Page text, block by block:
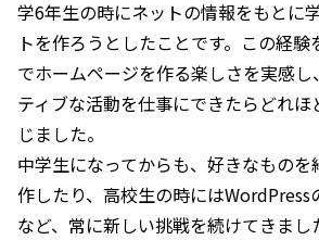
学6年生の時にネットの情報をもとに
トを作ろうとしたことです。この経
でホームページを作る楽しさを実感
ティブな活動を仕事にできたらどれ
じました。
中学生になってからも、好きなもの
作したり、高校生の時にはWordPress
など、常に新しい挑戦を続けてきまし